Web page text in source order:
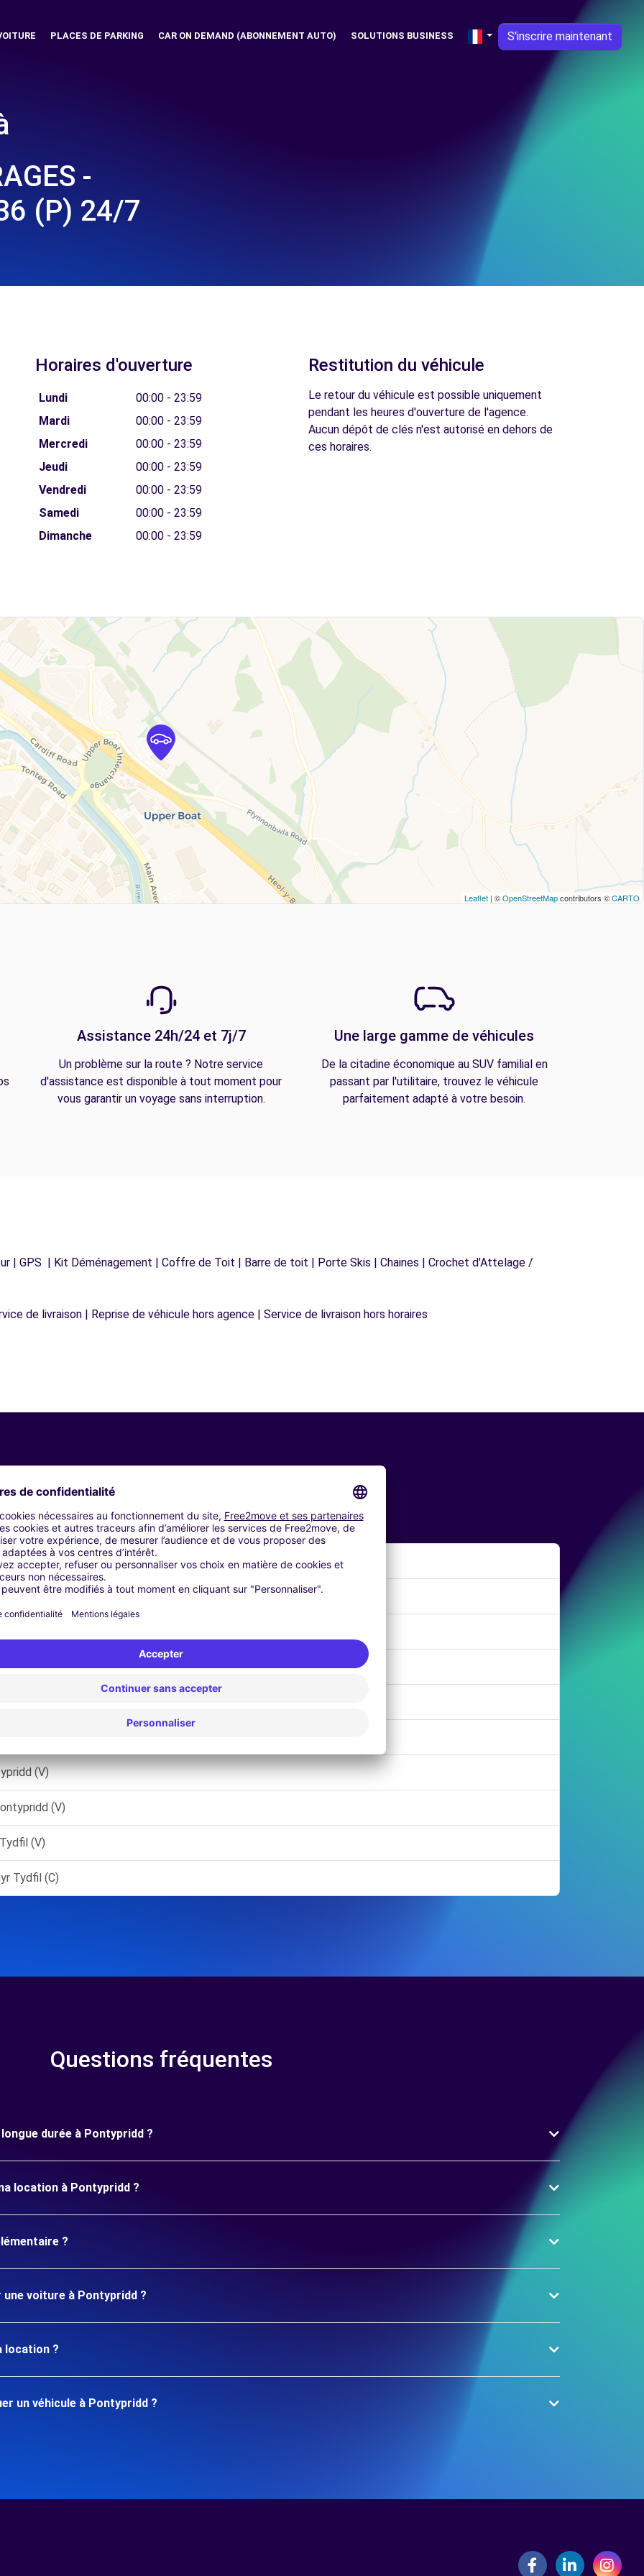
PLACES DE PARKING CAR ON DEMAND (ABONNEMENT AUTO) SOLUTIONS BUSINESS S'inscrire maintenant
-
(P) 24/7
Horaires d'ouverture
Lundi
00:00 - 23:59
Mardi
00:00 - 23:59
Mercredi
00:00 - 23:59
Jeudi
00:00 - 23:59
Vendredi
00:00 - 23:59
Samedi
00:00 - 23:59
Dimanche
00:00 - 23:59
Restitution du véhicule
Le retour du véhicule est possible uniquement
pendant les heures d'ouverture de l'agence.
Aucun dépôt de clés n'est autorisé en dehors de
ces horaires.
Leaflet | ©OpenStreetMapcontributors ©CARTO
Assistance 24h/24 et 7j/7
Un problème sur la route ? Notre service
d'assistance est disponible à tout moment pour
vous garantir un voyage sans interruption.
Une large gamme de véhicules
De la citadine économique au SUV familial en
passant par l'utilitaire, trouvez le véhicule
parfaitement adapté à votre besoin.
| GPS | Kit Déménagement | Coffre de Toit | Barre de toit | Porte Skis | Chaines | Crochet d'Attelage /
de livraison | Reprise de véhicule hors agence | Service de livraison hors horaires
Agences similaires
(C)
(D)
(V)
(V)
(V)
(V)
Tydfil (C)
Questions fréquentes
durée à Pontypridd ?
location à Pontypridd ?
?
voiture à Pontypridd ?
location ?
un véhicule à Pontypridd ?